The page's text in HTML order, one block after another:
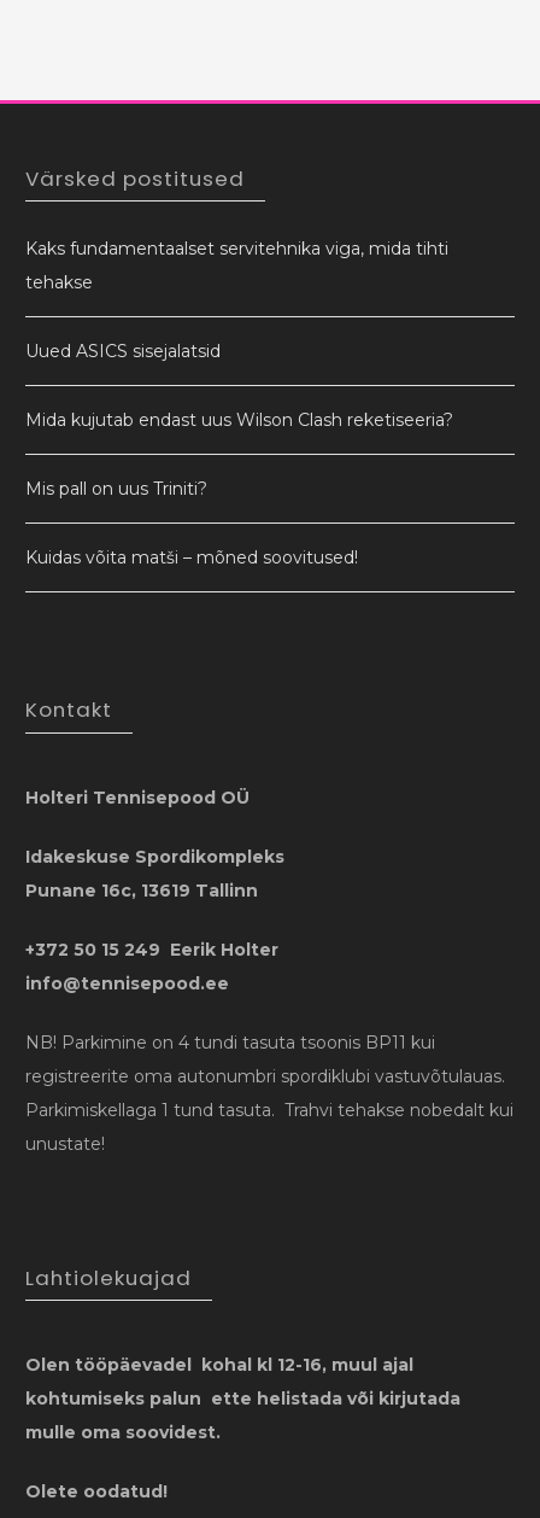
Värsked postitused
Kaks fundamentaalset servitehnika viga, mida tihti
tehakse
Uued ASICS sisejalatsid
Mida kujutab endast uus Wilson Clash reketiseeria?
Mis pall on uus Triniti?
Kuidas võita matši – mõned soovitused!
Kontakt
Holteri Tennisepood OÜ
Idakeskuse Spordikompleks
Punane 16c, 13619 Tallinn
+372 50 15 249 Eerik Holter
info@tennisepood.ee
NB! Parkimine on 4 tundi tasuta tsoonis BP11 kui
registreerite oma autonumbri spordiklubi vastuvõtulauas.
Parkimiskellaga 1 tund tasuta. Trahvi tehakse nobedalt kui
unustate!
Lahtiolekuajad
Olen tööpäevadel kohal kl 12-16, muul ajal
kohtumiseks palun ette helistada või kirjutada
mulle oma soovidest.
Olete oodatud!